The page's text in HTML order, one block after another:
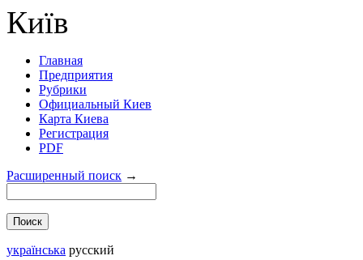
Главная
Предприятия
Рубрики
Официальный Киев
Карта Киева
Регистрация
PDF
Расширенный поиск →
українська русский